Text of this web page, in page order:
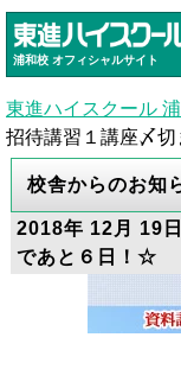
浦和校 オフィシャルサイト
東進ハイスクール
招待講習１講座〆
校舎からのお知
2018年 12月 19
であと６日！☆